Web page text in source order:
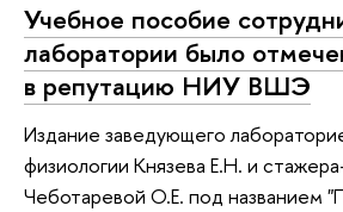
Учебное пособие
лаборатории было
в репутацию НИУ ВШЭ
Издание заведующего
физиологии Князева Е.Н. и
Чеботаревой О.Е. под названием